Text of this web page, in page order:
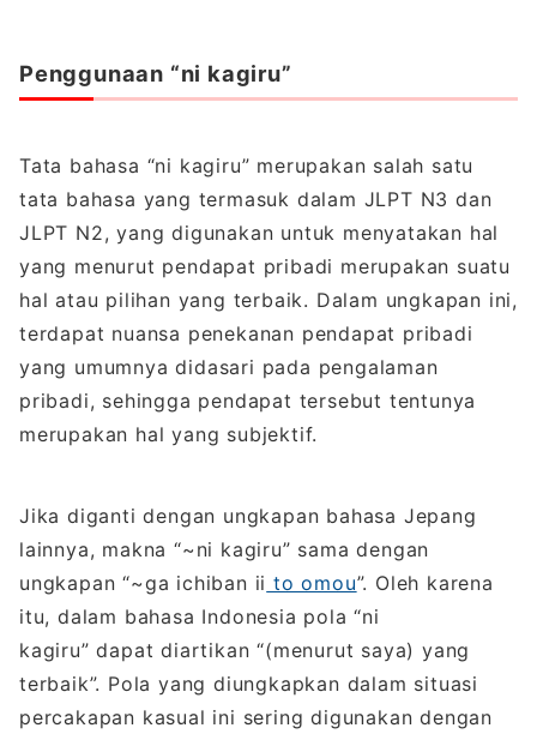
Penggunaan “ni kagiru”
Tata bahasa “ni kagiru” merupakan salah satu
tata bahasa yang termasuk dalam JLPT N3 dan
JLPT N2, yang digunakan untuk menyatakan hal
yang menurut pendapat pribadi merupakan suatu
hal atau pilihan yang terbaik. Dalam ungkapan ini,
terdapat nuansa penekanan pendapat pribadi
yang umumnya didasari pada pengalaman
pribadi, sehingga pendapat tersebut tentunya
merupakan hal yang subjektif.
Jika diganti dengan ungkapan bahasa Jepang
lainnya, makna “~ni kagiru” sama dengan
ungkapan “~ga ichiban ii to omou”. Oleh karena
itu, dalam bahasa Indonesia pola “ni
kagiru” dapat diartikan “(menurut saya) yang
terbaik”. Pola yang diungkapkan dalam situasi
percakapan kasual ini sering digunakan dengan